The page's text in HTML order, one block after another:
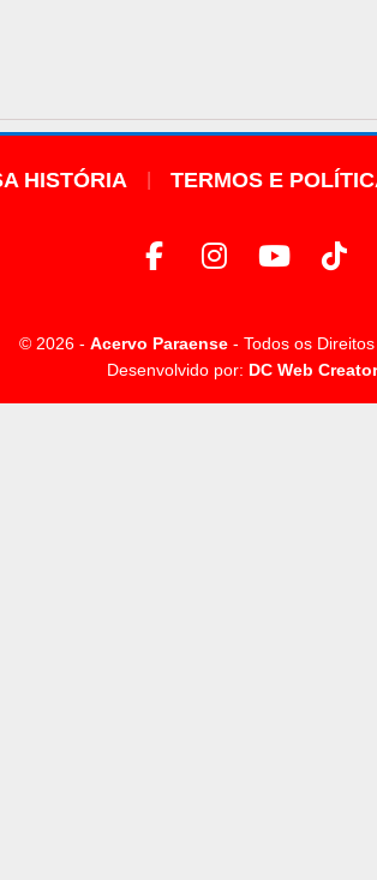
HISTÓRIA TERMOS E
© 2026 - Acervo Paraense - Todos os
Desenvolvido por: DC Web